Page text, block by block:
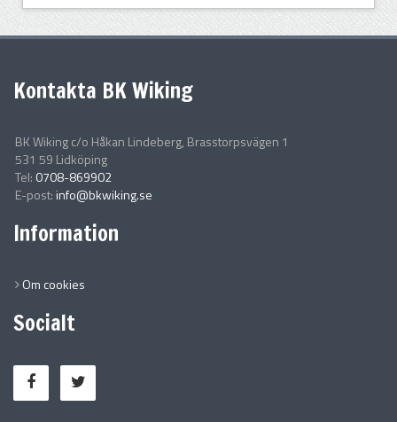
Kontakta BK Wiking
BK Wiking c/o Håkan Lindeberg, Brasstorpsvägen 1
531 59 Lidköping
Tel: 0708-869902
E-post:info@bkwiking.se
Information
Om cookies
Socialt